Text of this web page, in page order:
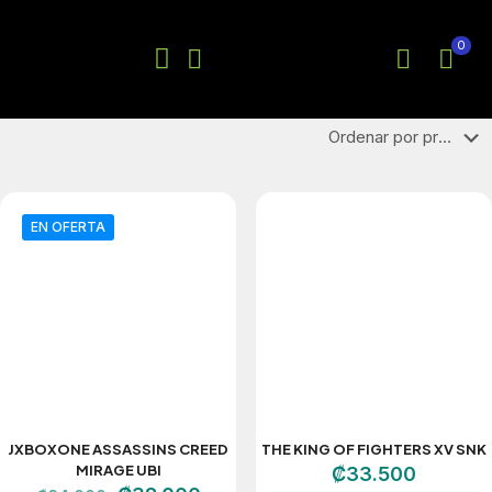
0
JUEGOS XBOX
EN OFERTA
JXBOXONE ASSASSINS CREED
MIRAGE UBI
THE KING OF FIGHTERS XV SNK
₡33.500